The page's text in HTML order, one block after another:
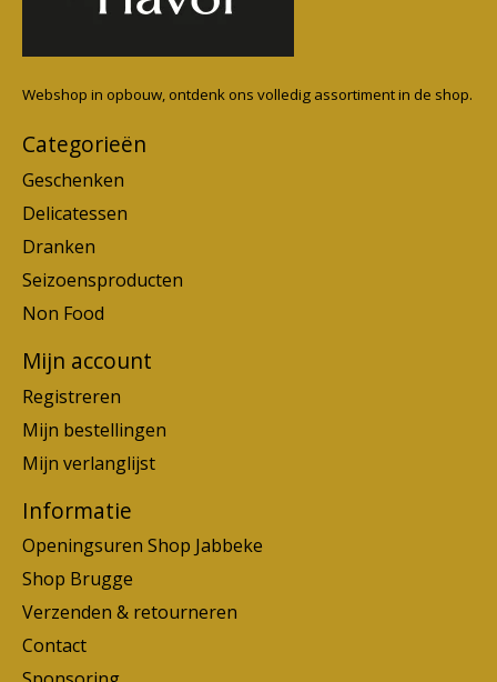
Webshop in opbouw, ontdenk ons volledig assortiment in de shop.
Categorieën
Geschenken
Delicatessen
Dranken
Seizoensproducten
Non Food
Mijn account
Registreren
Mijn bestellingen
Mijn verlanglijst
Informatie
Openingsuren Shop Jabbeke
Shop Brugge
Verzenden & retourneren
Contact